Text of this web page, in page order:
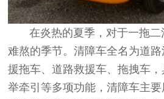
在炎热的夏季，对于一拖二
难熬的季节。清障车全名为道
援拖车、道路救援车、拖拽车
举牵引等多项功能，清障车主要